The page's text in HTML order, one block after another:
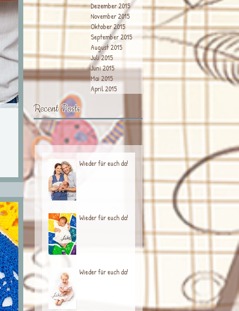
Dezember 2015
November 2015
Oktober 2015
September 2015
August 2015
Juli 2015
Juni 2015
Mai 2015
April 2015
Recent Posts
Wieder für euch da!
Wieder für euch da!
Wieder für euch da!